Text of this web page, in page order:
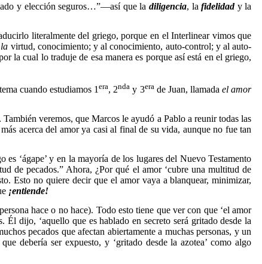
y elección seguros…”—así que la diligencia, lafidelidady la
literalmente del griego, porque en el Interlinear vimos que
la virtud, conocimiento; y al conocimiento, auto-control; y al auto-
la cual lo traduje de esa manera es porque así está en el griego,
cuando estudiamos 1era, 2nda y 3erade Juan, llamadael amor
veremos, que Marcos le ayudó a Pablo a reunir todas las
acerca del amor ya casi al final de su vida, aunque no fue tan
‘ágape’ y en la mayoría de los lugares del Nuevo Testamento
de pecados.” Ahora, ¿Por qué el amor ‘cubre una multitud de
Esto no quiere decir que el amor vaya a blanquear, minimizar,
¡entiende!
hace o no hace). Todo esto tiene que ver con que ‘el amor
Él dijo, ‘aquello que es hablado en secreto será gritado desde la
pecados que afectan abiertamente a muchas personas, y un
debería ser expuesto, y ‘gritado desde la azotea’ como algo